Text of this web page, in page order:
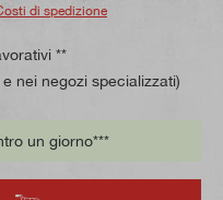
di spedizione
**
nei negozi specializzati)
un giorno***